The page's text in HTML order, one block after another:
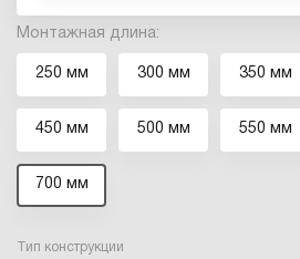
Монтажная длина:
250 мм 300 мм 350 мм
450 мм 500 мм 550 мм
700 мм
Тип конструкции